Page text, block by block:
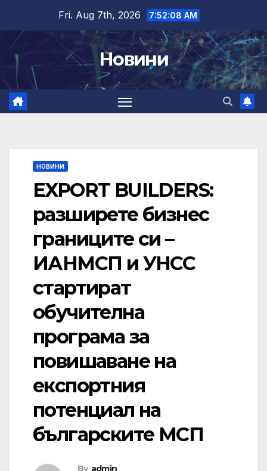
content
Fri. Aug 7th, 2026 7:52:08 AM
Новини
НОВИНИ
ЕXPORT BUILDERS:
разширете бизнес
границите си –
ИАНМСП и УНСС
стартират
обучителна
програма за
повишаване на
експортния
потенциал на
българските МСП
By admin